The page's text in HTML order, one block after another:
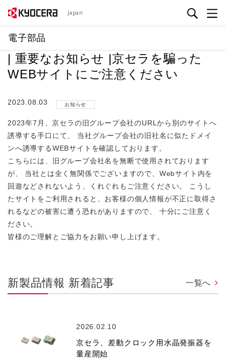
Japan
電子部品
| 重要なお知らせ |京セラを騙った
WEBサイトにご注意ください
2023.08.03 お知らせ
2023年7月、京セラの旧グループ会社のURLから別のサイトへ
誘導する手口にて、 当社グループ会社の旧社名に似たドメイ
ンへ誘導するWEBサイトを確認しております。
こちらには、旧グループ会社名を無断で使用されております
が、 当社とは全く無関係でございますので、Webサイト内を
回遊などされないよう、くれぐれもご注意ください。 こうし
たサイトをご利用されると、お客様の個人情報が不正に取得さ
れるなどの被害に遭う恐れがありますので、 十分にご注意く
ださい。
皆様のご理解とご協力をお願い申し上げます。
新製品情報 新着記事 一覧へ
2026.02.10
京セラ、差動クロック用水晶発振器を
量産開始